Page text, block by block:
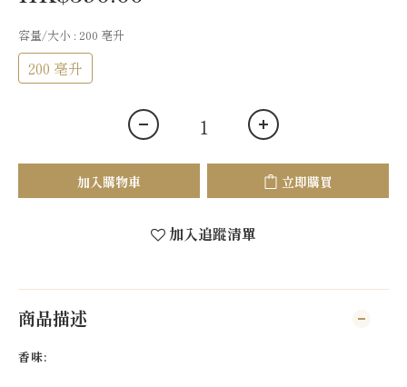
容量/大小 : 200 亳升
200 亳升
加入購物車 立即購買
加入追蹤清單
商品描述
香味: